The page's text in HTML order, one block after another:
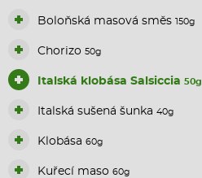
Boloňská masová směs 150g
Chorizo 50g
+ Italská klobása Salsiccia 50g
Italská sušená šunka 40g
Klobása 60g
Kuřecí maso 60g